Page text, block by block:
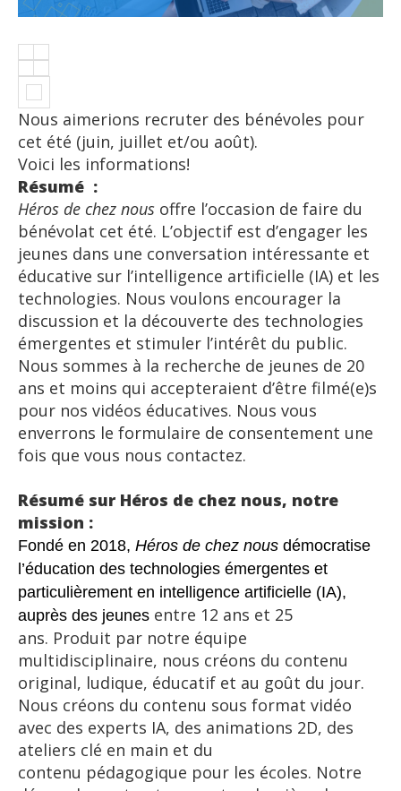
Nous aimerions recruter des bénévoles pour
cet été (juin, juillet et/ou août).
Voici les informations!
Résumé :
Héros de chez nous offre l’occasion de faire du
bénévolat cet été. L’objectif est d’engager les
jeunes dans une conversation intéressante et
éducative sur l’intelligence artificielle (IA) et les
technologies. Nous voulons encourager la
discussion et la découverte des technologies
émergentes et stimuler l’intérêt du public.
Nous sommes à la recherche de jeunes de 20
ans et moins qui accepteraient d’être filmé(e)s
pour nos vidéos éducatives. Nous vous
enverrons le formulaire de consentement une
fois que vous nous contactez.
Résumé sur Héros de chez nous, notre
mission :
Fondé en 2018, Héros de chez nous démocratise
l’éducation des technologies émergentes et
particulièrement en intelligence artificielle (IA),
auprès des jeunes entre 12 ans et 25
ans. Produit par notre équipe
multidisciplinaire, nous créons du contenu
original, ludique, éducatif et au goût du jour.
Nous créons du contenu sous format vidéo
avec des experts IA, des animations 2D, des
ateliers clé en main et du
contenu pédagogique pour les écoles. Notre